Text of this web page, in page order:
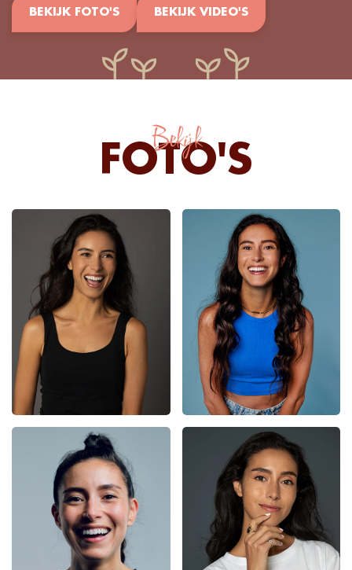
BEKIJK FOTO'S BEKIJK VIDEO'S
Bekijk
FOTO'S